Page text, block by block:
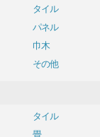
タイル
パネル
巾木
その他
タイル
畳